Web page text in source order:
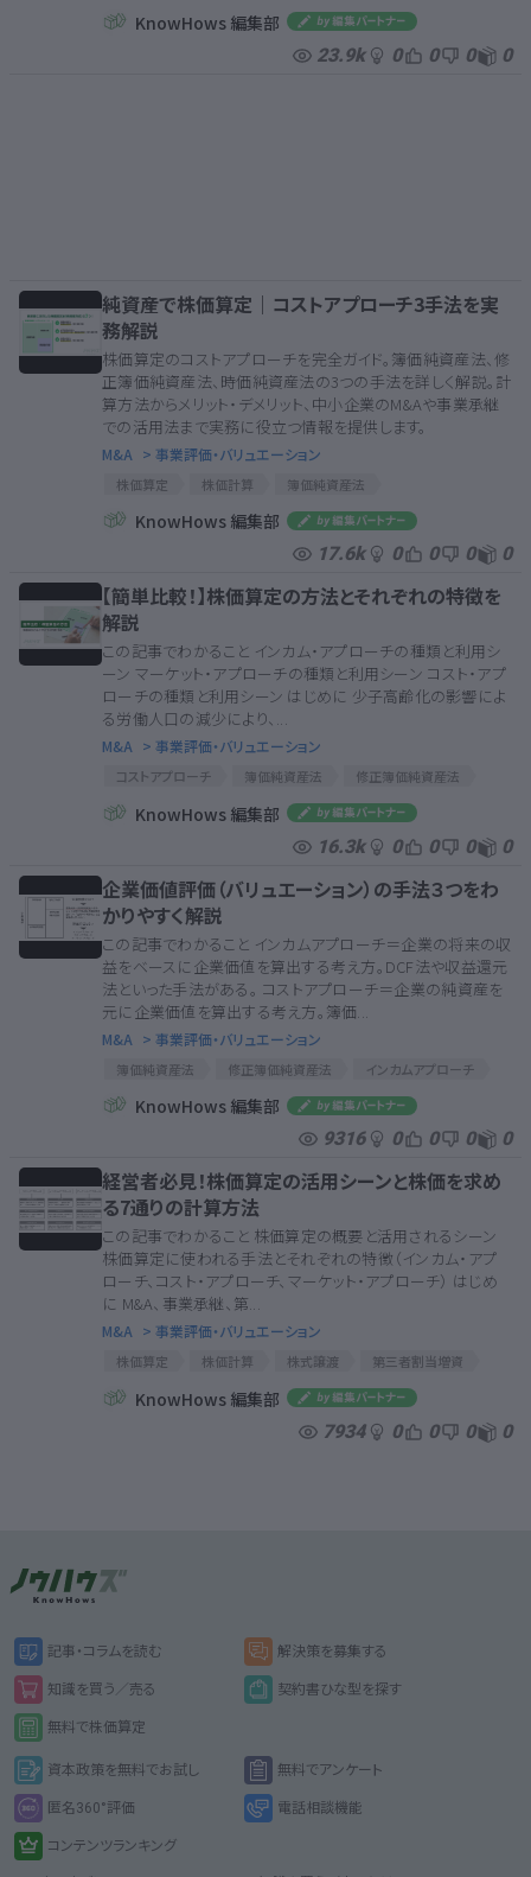
マーケット・アプローチ
コスト・アプローチ
類似取引比準法
株価倍率法
DCF法
企業価値評価
KnowHows 編集部
23.9k 0 0 0 0
純資産で株価算定｜コストアプローチ3手法を実
務解説
株価算定のコストアプローチを完全ガイド。簿価純資産法、修
正簿価純資産法、時価純資産法の3つの手法を詳しく解説。計
算方法からメリット・デメリット、中小企業のM&Aや事業承継
での活用法まで実務に役立つ情報を提供します。
M&A > 事業評価・バリュエーション
株価算定 株価計算
簿価純資産法
修正簿価純資産法
時価純資産法 純資産方式
KnowHows 編集部
17.6k 0 0 0 0
【簡単比較！】株価算定の方法とそれぞれの特徴を
解説
この記事でわかること インカム・アプローチの種類と利用シ
ーン マーケット・アプローチの種類と利用シーン コスト・アプ
ローチの種類と利用シーン はじめに 少子高齢化の影響によ
る労働人口の減少により、...
M&A > 事業評価・バリュエーション
コストアプローチ 簿価純資産法
修正簿価純資産法
時価純資産法
インカムアプローチ
DCF法
配当還元法
マーケットアプローチ
類似会社比較法
フリーキャッシュフロー
割引率
KnowHows 編集部
16.3k 0 0 0 0
企業価値評価（バリュエーション）の手法３つをわ
かりやすく解説
この記事でわかること インカムアプローチ＝企業の将来の収
益をベースに企業価値を算出する考え方。DCF法や収益還元
法といった手法がある。 コストアプローチ＝企業の純資産を
元に企業価値を算出する考え方。簿価...
M&A > 事業評価・バリュエーション
簿価純資産法 修正簿価純資産法
インカムアプローチ
類似取引比較法
企業価値
バリュエーション
簿価純資産法
修正簿価純資産法
類似取引比較法
企業価値
バリュエーション
類似企業比較法
KnowHows 編集部
9316 0 0 0 0
経営者必見！株価算定の活用シーンと株価を求め
る7通りの計算方法
この記事でわかること 株価算定の概要と活用されるシーン
株価算定に使われる手法とそれぞれの特徴（インカム・アプ
ローチ、コスト・アプローチ、マーケット・アプローチ） はじめ
に M&A、事業承継、第...
M&A > 事業評価・バリュエーション
株価算定 株価計算 株式譲渡
第三者割当増資
事業承継
スクイーズ・アウト
簿価純資産法
修正簿価純資産法
インカムアプローチ
DCF法
コストアプローチ
市場株価法
類似会社比較法 類似取引比較法
KnowHows 編集部
7934 0 0 0 0
記事・コラムを読む 解決策を募集する
知識を買う／売る 契約書ひな型を探す
無料で株価算定
資本政策を無料でお試し 無料でアンケート
匿名360°評価 電話相談機能
コンテンツランキング